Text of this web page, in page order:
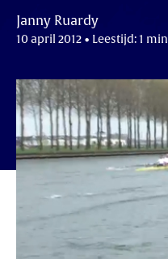
Janny Ruardy
10 april 2012 • Leestijd: 1 min